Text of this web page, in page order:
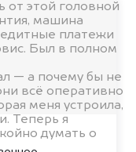
от этой головной
машина
платежи
Был в полном
— а почему бы не
всё оперативно
меня устроила,
Теперь я
думать о
мессенджер